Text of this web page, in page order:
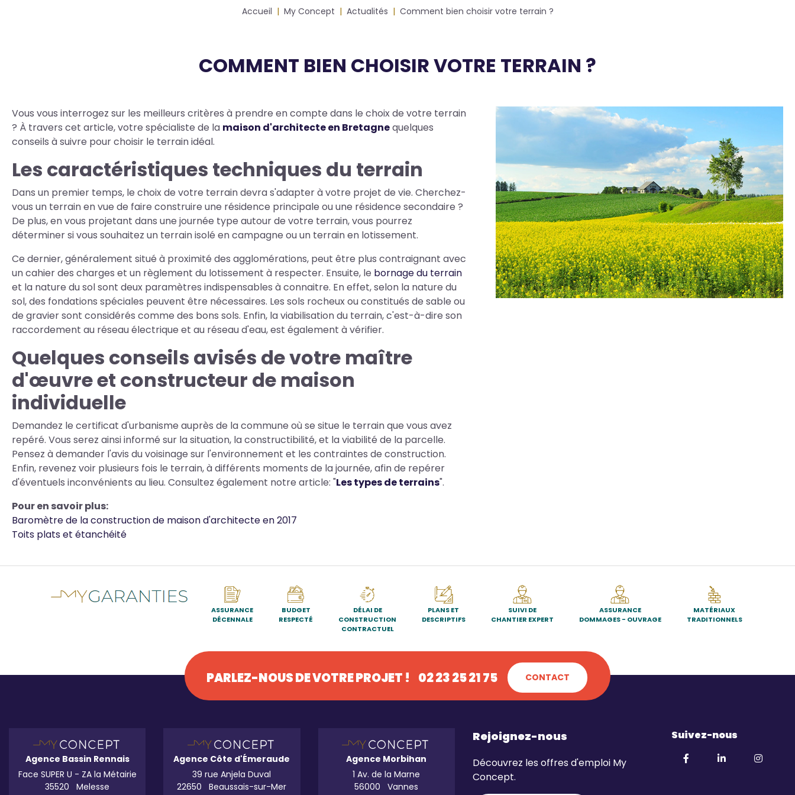
Accueil My Concept Actualités Comment bien choisir votre terrain ?
COMMENT BIEN CHOISIR VOTRE TERRAIN ?
Body
Vous vous interrogez sur les meilleurs critères à prendre en compte dans le choix de votre terrain
? À travers cet article, votre spécialiste de la maison d'architecte en Bretagnequelques
conseils à suivre pour choisir le terrain idéal.
Les caractéristiques techniques du terrain
Dans un premier temps, le choix de votre terrain devra s'adapter à votre projet de vie. Cherchez-
vous un terrain en vue de faire construire une résidence principale ou une résidence secondaire ?
De plus, en vous projetant dans une journée type autour de votre terrain, vous pourrez
déterminer si vous souhaitez un terrain isolé en campagne ou un terrain en lotissement.
Ce dernier, généralement situé à proximité des agglomérations, peut être plus contraignant avec
un cahier des charges et un règlement du lotissement à respecter. Ensuite, le bornage du terrain
et la nature du sol sont deux paramètres indispensables à connaitre. En effet, selon la nature du
sol, des fondations spéciales peuvent être nécessaires. Les sols rocheux ou constitués de sable ou
de gravier sont considérés comme des bons sols. Enfin, la viabilisation du terrain, c'est-à-dire son
raccordement au réseau électrique et au réseau d'eau, est également à vérifier.
Quelques conseils avisés de votre maître
d'œuvre et constructeur de maison
individuelle
Demandez le certificat d'urbanisme auprès de la commune où se situe le terrain que vous avez
repéré. Vous serez ainsi informé sur la situation, la constructibilité, et la viabilité de la parcelle.
Pensez à demander l'avis du voisinage sur l'environnement et les contraintes de construction.
Enfin, revenez voir plusieurs fois le terrain, à différents moments de la journée, afin de repérer
d'éventuels inconvénients au lieu. Consultez également notre article: "Les types de terrains".
Pour en savoir plus:
Baromètre de la construction de maison d'architecte en 2017
Toits plats et étanchéité
Photos
ASSURANCE
DÉCENNALE
BUDGET
RESPECTÉ
DÉLAI DE
CONSTRUCTION
CONTRACTUEL
PLANS ET
DESCRIPTIFS
SUIVI DE
CHANTIER EXPERT
ASSURANCE
DOMMAGES - OUVRAGE
MATÉRIAUX
TRADITIONNELS
PARLEZ-NOUS DE VOTRE PROJET ! 02 23 25 21 75 CONTACT
Agence Bassin Rennais
Face SUPER U - ZA la Métairie
35520
Melesse
Agence Côte d'Émeraude
39 rue Anjela Duval
22650
Beaussais-sur-Mer
Agence Morbihan
1 Av. de la Marne
56000
Vannes
Rejoignez-nous
Découvrez les offres d'emploi My
Concept.
Suivez-nous